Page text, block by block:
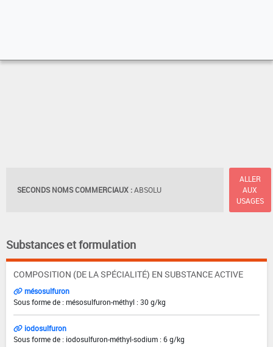
SECONDS NOMS COMMERCIAUX :ABSOLU
ALLER
AUX
USAGES
Substances et formulation
COMPOSITION (DE LA SPÉCIALITÉ) EN SUBSTANCE ACTIVE
mésosulfuron
Sous forme de : mésosulfuron-méthyl : 30 g/kg
iodosulfuron
Sous forme de : iodosulfuron-méthyl-sodium : 6 g/kg